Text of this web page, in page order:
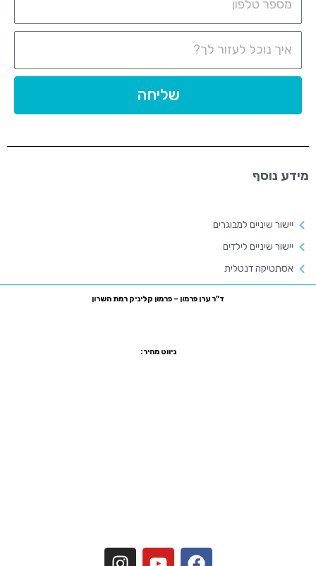
שליחה
מידע נוסף
יישור שיניים למבוגרים
יישור שיניים לילדים
אסתטיקה דנטלית
ד"ר ערן פרמון – פרמון קליניק רמת השרון
ניווט מהיר: